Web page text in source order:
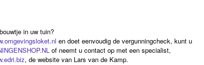
in uw tuin?
en doet eenvoudig de vergunningcheck, kunt u
of neemt u contact op met een specialist,
, de website van Lars van de Kamp.